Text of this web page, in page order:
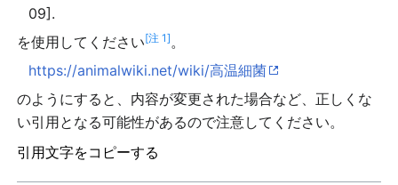
09].
を使用してください[注 1]。
https://animalwiki.net/wiki/高温細菌
のようにすると、内容が変更された場合など、正しくな
い引用となる可能性があるので注意してください。
引用文字をコピーする